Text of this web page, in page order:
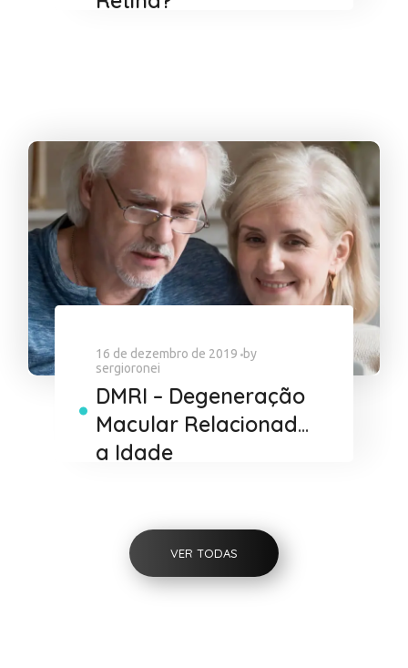
16 de dezembro de 2019 by
sergioronei
DMRI – Degeneração
Macular Relacionada
a Idade
VER TODAS